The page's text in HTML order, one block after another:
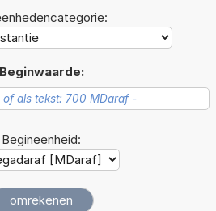
Beginwaarde:
Begineenheid: